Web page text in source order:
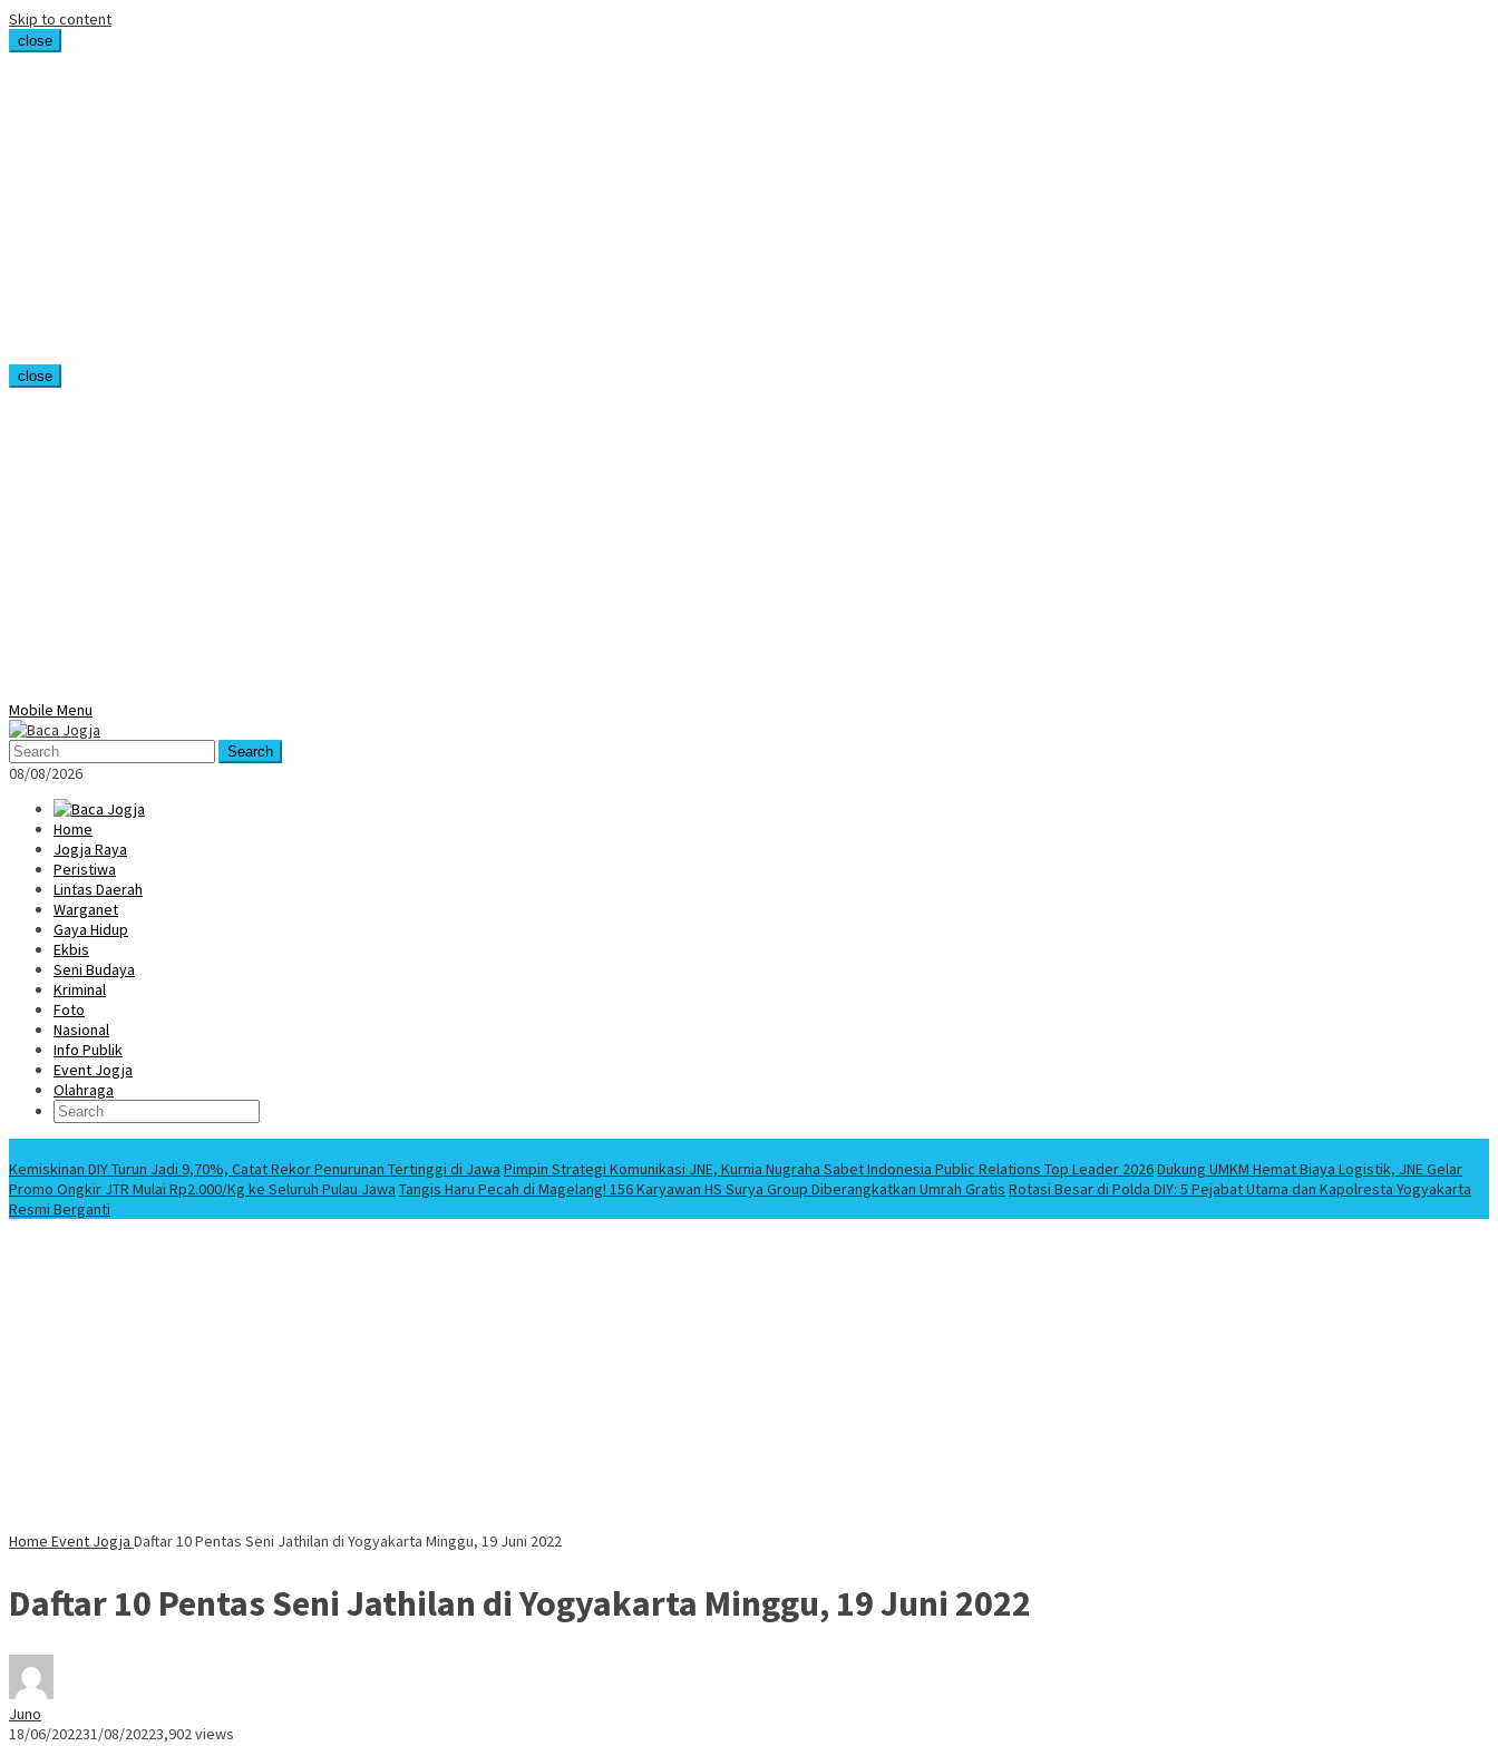
Skip to content
close
close
Mobile Menu
Search
08/08/2026
Home
Jogja Raya
Peristiwa
Lintas Daerah
Warganet
Gaya Hidup
Ekbis
Seni Budaya
Kriminal
Foto
Nasional
Info Publik
Event Jogja
Olahraga
Kemiskinan DIY Turun Jadi 9,70%, Catat Rekor Penurunan Tertinggi di Jawa Pimpin Strategi Komunikasi JNE, Kurnia Nugraha Sabet Indonesia Public Relations Top Leader 2026Dukung UMKM Hemat Biaya Logistik, JNE Gelar
Promo Ongkir JTR Mulai Rp2.000/Kg ke Seluruh Pulau Jawa Tangis Haru Pecah di Magelang! 156 Karyawan HS Surya Group Diberangkatkan Umrah Gratis Rotasi Besar di Polda DIY: 5 Pejabat Utama dan Kapolresta Yogyakarta
Resmi Berganti
Home Event Jogja Daftar 10 Pentas Seni Jathilan di Yogyakarta Minggu, 19 Juni 2022
Daftar 10 Pentas Seni Jathilan di Yogyakarta Minggu, 19 Juni 2022
Juno
18/06/202231/08/20223,902 views